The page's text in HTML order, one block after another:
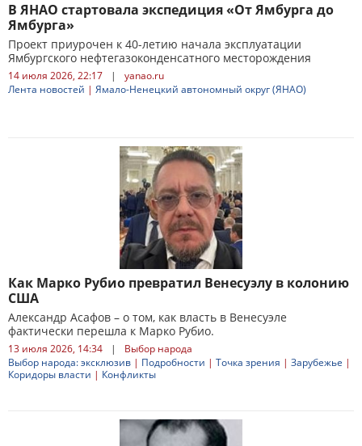
В ЯНАО стартовала экспедиция «От Ямбурга до
Ямбурга»
Проект приурочен к 40-летию начала эксплуатации
Ямбургского нефтегазоконденсатного месторождения
14 июля 2026, 22:17 |
yanao.ru
Лента новостей | Ямало-Ненецкий автономный округ (ЯНАО)
Как Марко Рубио превратил Венесуэлу в колонию
США
Александр Асафов – о том, как власть в Венесуэле
фактически перешла к Марко Рубио.
13 июля 2026, 14:34 |
Выбор народа
Выбор народа: эксклюзив | Подробности | Точка зрения | Зарубежье |
Коридоры власти | Конфликты